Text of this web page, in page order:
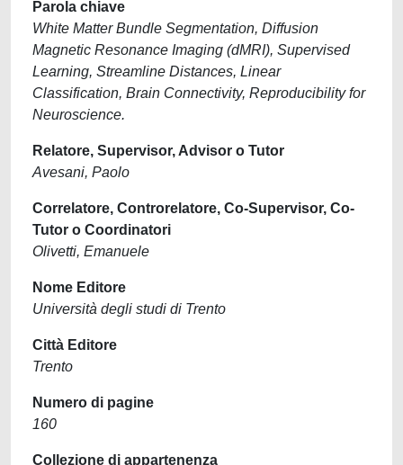
Parola chiave
White Matter Bundle Segmentation, Diffusion
Magnetic Resonance Imaging (dMRI), Supervised
Learning, Streamline Distances, Linear
Classification, Brain Connectivity, Reproducibility for
Neuroscience.
Relatore, Supervisor, Advisor o Tutor
Avesani, Paolo
Correlatore, Controrelatore, Co-Supervisor, Co-
Tutor o Coordinatori
Olivetti, Emanuele
Nome Editore
Università degli studi di Trento
Città Editore
Trento
Numero di pagine
160
Collezione di appartenenza